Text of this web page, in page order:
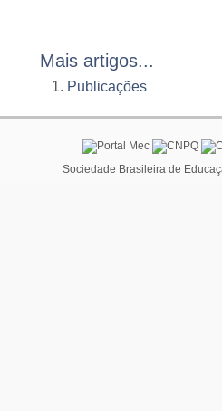
Mais artigos...
Publicações
Sociedade Brasileira de